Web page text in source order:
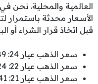
العالمية والمحلية. نحن
الأسعار محدثة
قبل اتخاذ قرار الشراء أو
سعر الذهب عيار 24: 139.89 دولار (11,301.41 ليك ألباني)
سعر الذهب عيار 22: 128.24 دولار (10,359.63 ليك ألباني)
سعر الذهب عيار 21: 122.41 دولار (9,888.74 ليك ألباني)